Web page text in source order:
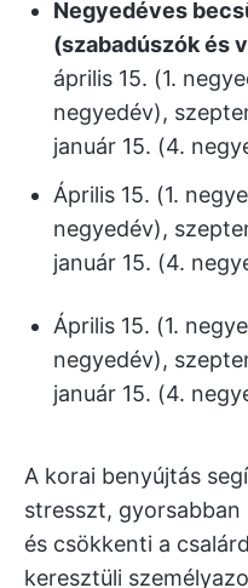
Negyedéves
(szabadúszók és
április 15. (1.
negyedév),
január 15. (4.
Április 15. (1.
negyedév),
január 15. (4.
Április 15. (1.
negyedév),
január 15. (4.
A korai benyújtás
stresszt,
és csökkenti a
keresztüli